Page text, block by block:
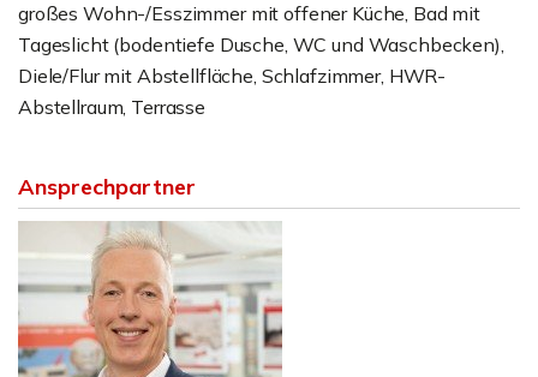
großes Wohn-/Esszimmer mit offener Küche, Bad mit
Tageslicht (bodentiefe Dusche, WC und Waschbecken),
Diele/Flur mit Abstellfläche, Schlafzimmer, HWR-
Abstellraum, Terrasse
Ansprechpartner